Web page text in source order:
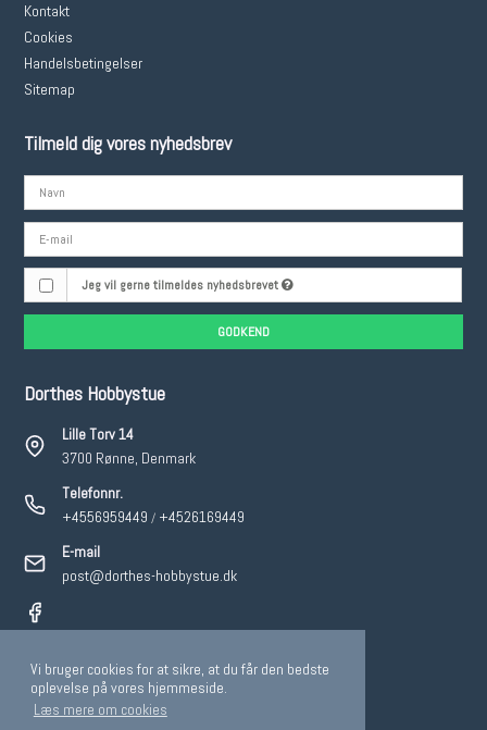
Vi bruger cookies for at sikre, at du får den bedste
oplevelse på vores hjemmeside.
Læs mere om cookies
Kontakt
Cookies
Handelsbetingelser
Sitemap
Tilmeld dig vores nyhedsbrev
Jeg vil gerne tilmeldes nyhedsbrevet
GODKEND
Dorthes Hobbystue
Lille Torv 14
3700 Rønne, Denmark
Telefonnr.
+4556959449 / +4526169449
E-mail
post@dorthes-hobbystue.dk
2026 © Dorthes Hobbystue.